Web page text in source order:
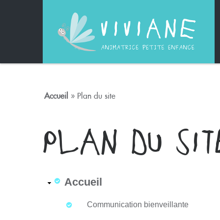
VIVIANE
Accueil» Plan du site
PLAN DU
Accueil
Communication bienveillante